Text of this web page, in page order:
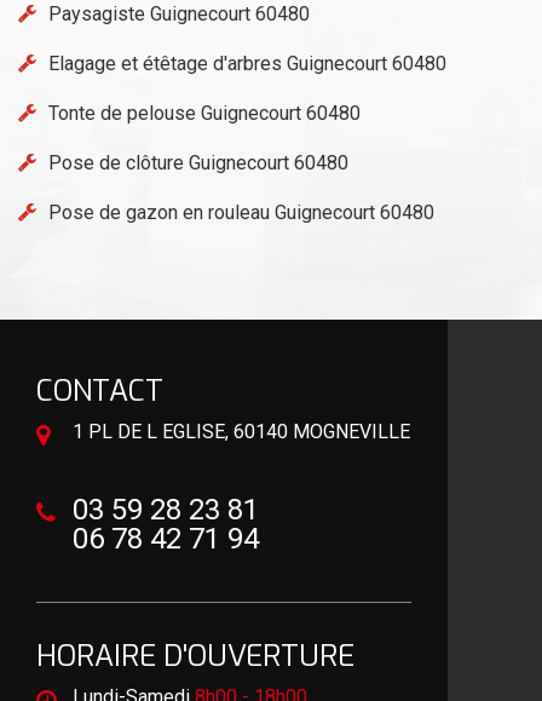
Paysagiste Guignecourt 60480
Elagage et étêtage d'arbres Guignecourt 60480
Tonte de pelouse Guignecourt 60480
Pose de clôture Guignecourt 60480
Pose de gazon en rouleau Guignecourt 60480
CONTACT
1 PL DE L EGLISE, 60140 MOGNEVILLE
03 59 28 23 81
06 78 42 71 94
HORAIRE D'OUVERTURE